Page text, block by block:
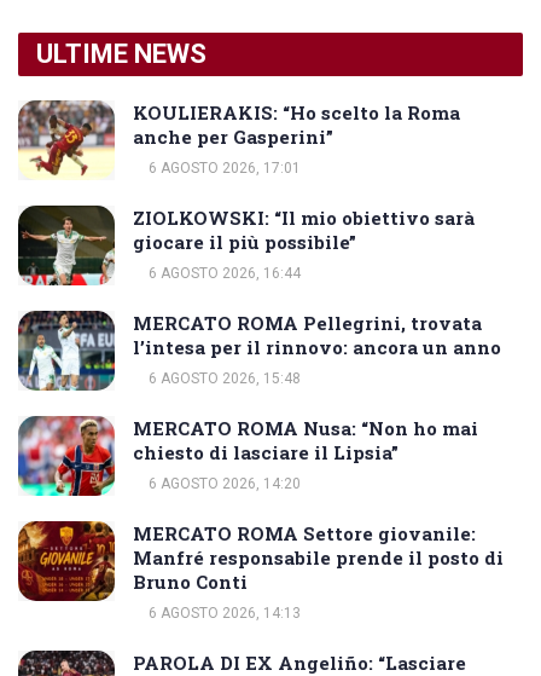
ULTIME NEWS
KOULIERAKIS: “Ho scelto la Roma
anche per Gasperini”
6 AGOSTO 2026, 17:01
ZIOLKOWSKI: “Il mio obiettivo sarà
giocare il più possibile”
6 AGOSTO 2026, 16:44
MERCATO ROMA Pellegrini, trovata
l’intesa per il rinnovo: ancora un anno
6 AGOSTO 2026, 15:48
MERCATO ROMA Nusa: “Non ho mai
chiesto di lasciare il Lipsia”
6 AGOSTO 2026, 14:20
MERCATO ROMA Settore giovanile:
Manfré responsabile prende il posto di
Bruno Conti
6 AGOSTO 2026, 14:13
PAROLA DI EX Angeliño: “Lasciare